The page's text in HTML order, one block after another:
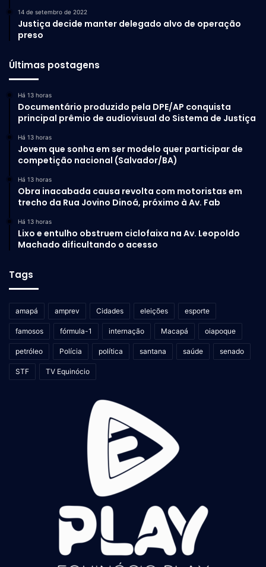
14 de setembro de 2022
Justiça decide manter delegado alvo de operação
preso
Últimas postagens
Há 13 horas
Documentário produzido pela DPE/AP conquista
principal prêmio de audiovisual do Sistema de Justiça
Há 13 horas
Jovem que sonha em ser modelo quer participar de
competição nacional (Salvador/BA)
Há 13 horas
Obra inacabada causa revolta com motoristas em
trecho da Rua Jovino Dinoá, próximo à Av. Fab
Há 13 horas
Lixo e entulho obstruem ciclofaixa na Av. Leopoldo
Machado dificultando o acesso
Tags
amapá amprev Cidades eleições esporte
famosos fórmula-1 internação Macapá oiapoque
petróleo Polícia política santana saúde senado
STF TV Equinócio